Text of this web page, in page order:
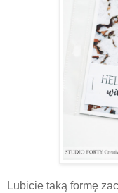
Lubicie taką formę